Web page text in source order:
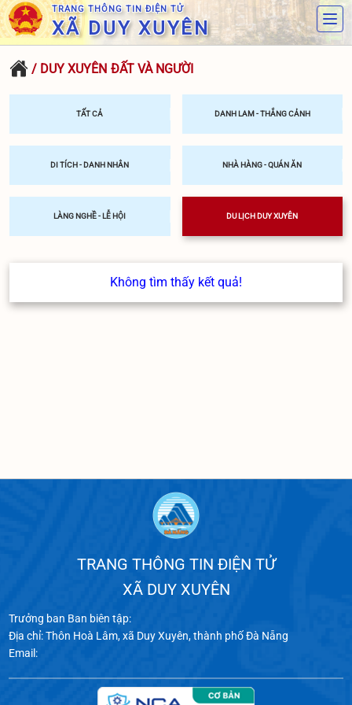
TRANG THÔNG TIN ĐIỆN TỬ
XÃ DUY XUYÊN
/ DUY XUYÊN ĐẤT VÀ NGƯỜI
TẤT CẢ DANH LAM - THẮNG CẢNH
DI TÍCH - DANH NHÂN NHÀ HÀNG - QUÁN ĂN
LÀNG NGHỀ - LỄ HỘI DU LỊCH DUY XUYÊN
Không tìm thấy kết quả!
TRANG THÔNG TIN ĐIỆN TỬ
XÃ DUY XUYÊN
Trưởng ban Ban biên tập:
Địa chỉ: Thôn Hoà Lâm, xã Duy Xuyên, thành phố Đà Nẵng
Email: